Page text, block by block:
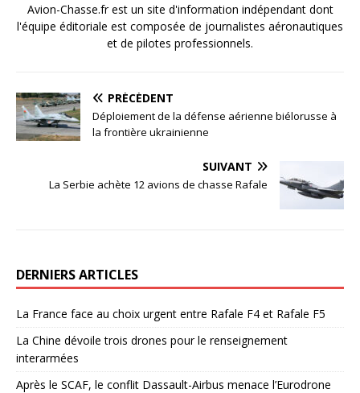
Avion-Chasse.fr est un site d'information indépendant dont
l'équipe éditoriale est composée de journalistes aéronautiques
et de pilotes professionnels.
PRÉCÉDENT
Déploiement de la défense aérienne biélorusse à
la frontière ukrainienne
SUIVANT
La Serbie achète 12 avions de chasse Rafale
DERNIERS ARTICLES
La France face au choix urgent entre Rafale F4 et Rafale F5
La Chine dévoile trois drones pour le renseignement
interarmées
Après le SCAF, le conflit Dassault-Airbus menace l’Eurodrone